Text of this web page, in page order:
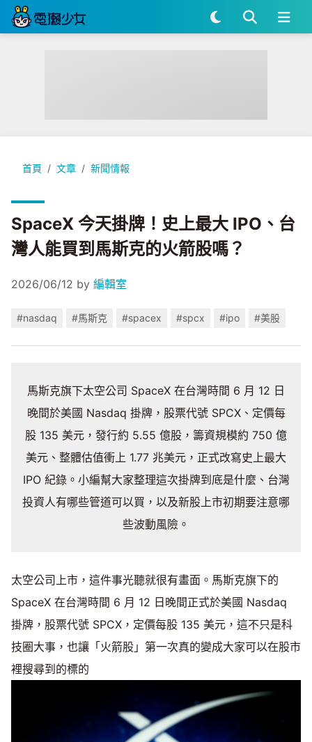
首頁 文章 新聞情報
SpaceX 今天掛牌！史上最大 IPO、台灣人能買到馬斯克的火箭
SpaceX 今天掛牌！史上最大 IPO、台
灣人能買到馬斯克的火箭股嗎？
2026/06/12 by 編輯室
#nasdaq #馬斯克 #spacex #spcx #ipo #美股
馬斯克旗下太空公司 SpaceX 在台灣時間 6 月 12 日
晚間於美國 Nasdaq 掛牌，股票代號 SPCX、定價每
股 135 美元，發行約 5.55 億股，籌資規模約 750 億
美元、整體估值衝上 1.77 兆美元，正式改寫史上最大
IPO 紀錄。小編幫大家整理這次掛牌到底是什麼、台灣
投資人有哪些管道可以買，以及新股上市初期要注意哪
些波動風險。
太空公司上市，這件事光聽就很有畫面。馬斯克旗下的
SpaceX 在台灣時間 6 月 12 日晚間正式於美國 Nasdaq
掛牌，股票代號 SPCX，定價每股 135 美元，這不只是科
技圈大事，也讓「火箭股」第一次真的變成大家可以在股市
裡搜尋到的標的